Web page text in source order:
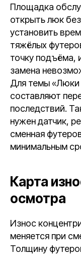
Площадка
открыть люк
установить
тяжёлых
точку подъёма,
замена
Для темы «Люки
составляют
последствий.
нужен датчик,
сменная
минимальным
Карта
осмотра
Износ
меняется при
Толщину